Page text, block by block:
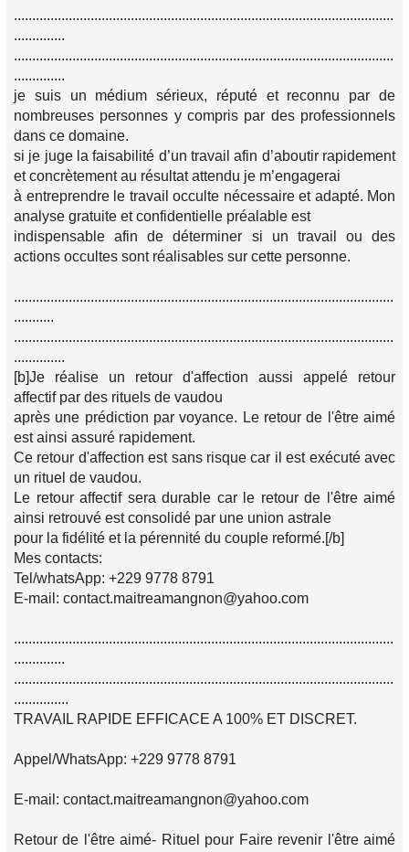
........................................................................................................
..............
........................................................................................................
..............
je suis un médium sérieux, réputé et reconnu par de
nombreuses personnes y compris par des professionnels
dans ce domaine.
si je juge la faisabilité d’un travail afin d’aboutir rapidement
et concrètement au résultat attendu je m’engagerai
à entreprendre le travail occulte nécessaire et adapté. Mon
analyse gratuite et confidentielle préalable est
indispensable afin de déterminer si un travail ou des
actions occultes sont réalisables sur cette personne.
........................................................................................................
...........
........................................................................................................
..............
[b]Je réalise un retour d'affection aussi appelé retour
affectif par des rituels de vaudou
après une prédiction par voyance. Le retour de l'être aimé
est ainsi assuré rapidement.
Ce retour d'affection est sans risque car il est exécuté avec
un rituel de vaudou.
Le retour affectif sera durable car le retour de l'être aimé
ainsi retrouvé est consolidé par une union astrale
pour la fidélité et la pérennité du couple reformé.[/b]
Mes contacts:
Tel/whatsApp: +229 9778 8791
E-mail: contact.maitreamangnon@yahoo.com
........................................................................................................
..............
........................................................................................................
...............
TRAVAIL RAPIDE EFFICACE A 100% ET DISCRET.
Appel/WhatsApp: +229 9778 8791
E-mail: contact.maitreamangnon@yahoo.com
Retour de l'être aimé- Rituel pour Faire revenir l'être aimé